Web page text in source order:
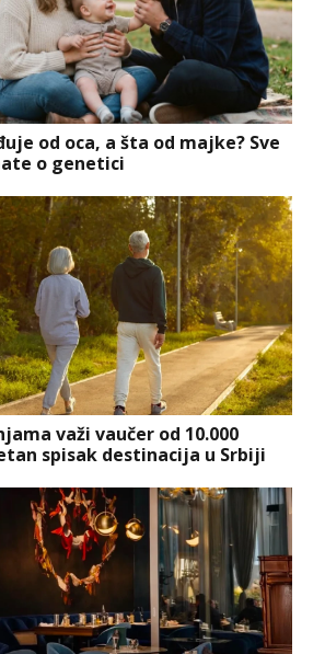
od oca, a šta od majke? Sve
o genetici
važi vaučer od 10.000
spisak destinacija u Srbiji